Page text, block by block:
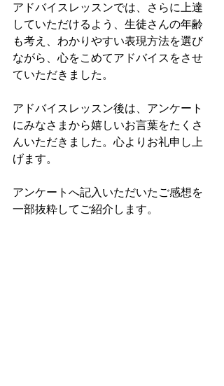
アドバイスレッスンでは、さらに上達
していただけるよう、生徒さんの年齢
も考え、わかりやすい表現方法を選び
ながら、心をこめてアドバイスをさせ
ていただきました。
アドバイスレッスン後は、アンケート
にみなさまから嬉しいお言葉をたくさ
んいただきました。心よりお礼申し上
げます。
アンケートへ記入いただいたご感想を
一部抜粋してご紹介します。